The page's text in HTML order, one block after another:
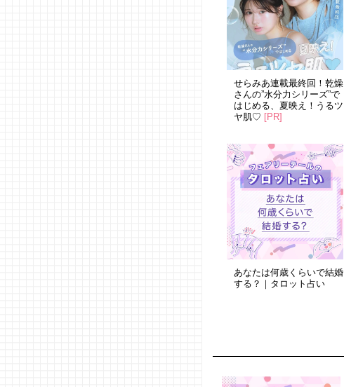
せらみあ連載最終回！乾燥
さんの”水分力シリーズ”で
はじめる、夏映え！うるツ
ヤ肌♡ [PR]
あなたは何歳くらいで結婚
する？｜タロット占い